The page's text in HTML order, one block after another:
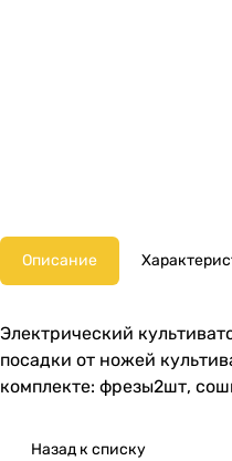
Описание
Электрический
посадки от ножей
комплекте: фрезы2шт,
Назад к списку